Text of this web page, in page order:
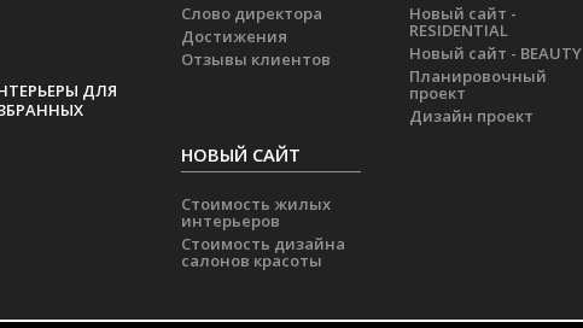
ДЛЯ
Слово директора
Достижения
Отзывы клиентов
Новый сайт -
RESIDENTIAL
Новый сайт - BEAUTY
Планировочный
проект
Дизайн проект
НОВЫЙ САЙТ
Стоимость жилых
интерьеров
Стоимость дизайна
салонов красоты